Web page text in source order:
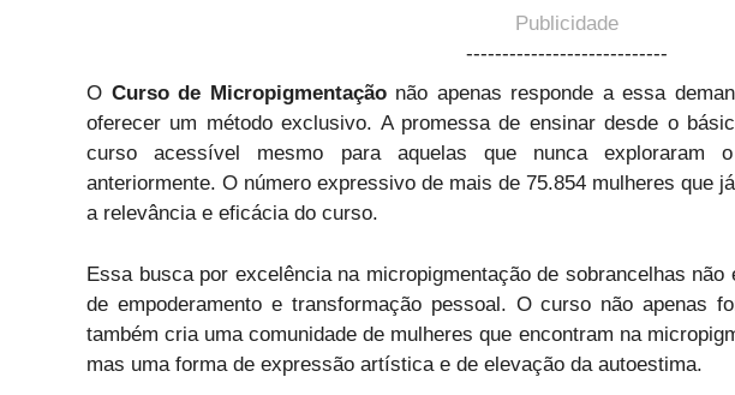
Publicidade
----------------------------
O Curso de Micropigmentaçãonão apenas responde a essa
oferecer um método exclusivo. A promessa de ensinar desde o
curso acessível mesmo para aquelas que nunca exploraram
anteriormente. O número expressivo de mais de 75.854 mulheres que
a relevância e eficácia do curso.
Essa busca por excelência na micropigmentação de sobrancelhas
de empoderamento e transformação pessoal. O curso não apenas
também cria uma comunidade de mulheres que encontram na
mas uma forma de expressão artística e de elevação da autoestima.